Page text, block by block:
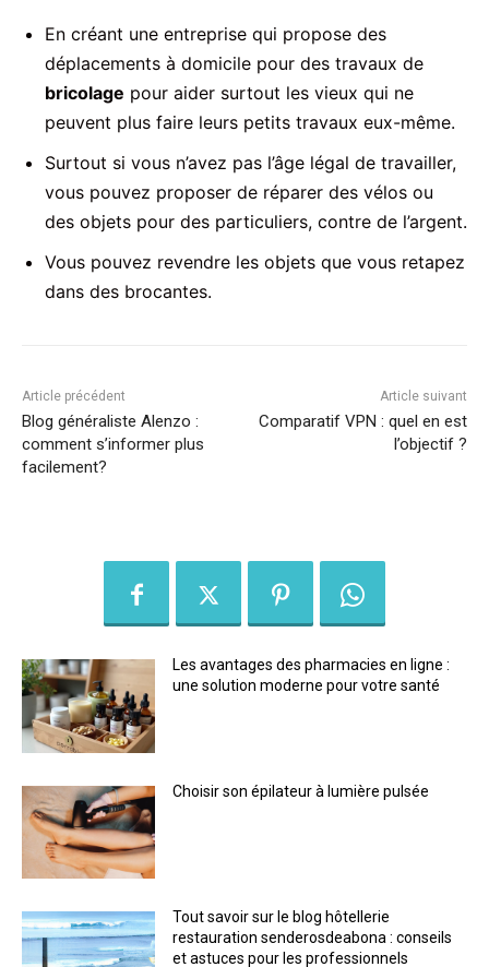
En créant une entreprise qui propose des
déplacements à domicile pour des travaux de
bricolage pour aider surtout les vieux qui ne
peuvent plus faire leurs petits travaux eux-même.
Surtout si vous n’avez pas l’âge légal de travailler,
vous pouvez proposer de réparer des vélos ou
des objets pour des particuliers, contre de l’argent.
Vous pouvez revendre les objets que vous retapez
dans des brocantes.
Article précédent
Blog généraliste Alenzo :
comment s’informer plus
facilement?
Article suivant
Comparatif VPN : quel en est
l’objectif ?
Les avantages des pharmacies en ligne :
une solution moderne pour votre santé
Choisir son épilateur à lumière pulsée
Tout savoir sur le blog hôtellerie
restauration senderosdeabona : conseils
et astuces pour les professionnels